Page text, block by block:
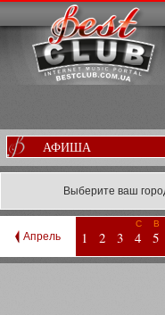
АФИША
Выберите ваш
Апрель 1 2 3
С
4
В
5